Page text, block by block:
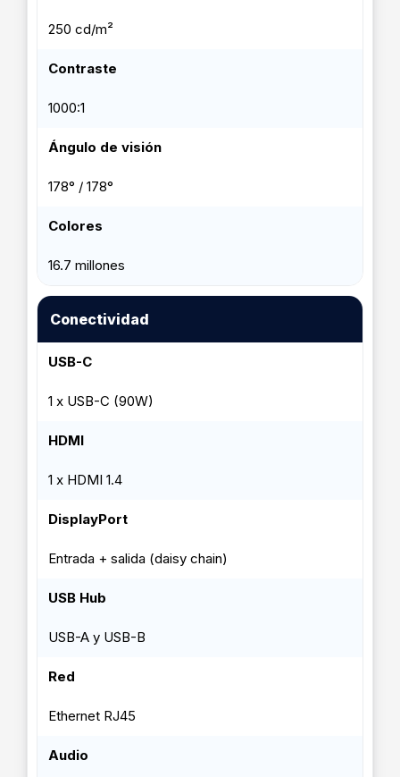
250 cd/m²
Contraste
1000:1
Ángulo de visión
178° / 178°
Colores
16.7 millones
Conectividad
USB-C
1 x USB-C (90W)
HDMI
1 x HDMI 1.4
DisplayPort
Entrada + salida (daisy chain)
USB Hub
USB-A y USB-B
Red
Ethernet RJ45
Audio